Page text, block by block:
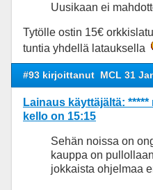
Uusikaan ei
Tytölle ostin 15€
tuntia yhdellä latauksella
#93 kirjoittanut MCL 31
Lainaus käyttäjältä:
kello on 15:15
Sehän noissa on
kauppa on
jokkaista ohjelmaa